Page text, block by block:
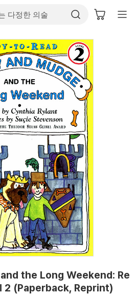
the Long Weekend: Re
2 (Paperback, Reprint)